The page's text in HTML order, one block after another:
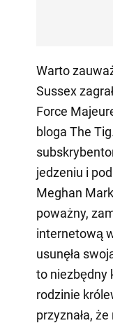
Warto
Sussex
Force
bloga The
jedzeniu i
Meghan
poważny,
internetową
usunęła
to niezbędny
rodzinie
przyznała,